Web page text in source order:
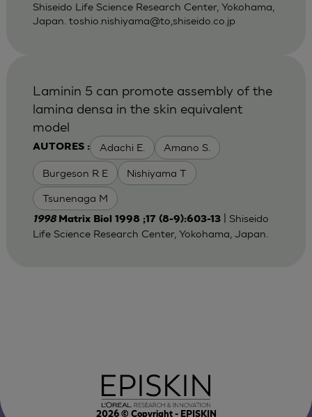
Shiseido Life Science Research Center, Yokohama,
Japan. toshio.nishiyama@to,shiseido.co.jp
AUTORES : Adachi E. Amano S.
Burgeson R E Nishiyama T
Tsunenaga M
Laminin 5 can promote assembly of the
lamina densa in the skin equivalent
model
1998 Matrix Biol 1998 ;17 (8-9):603-13| Shiseido
Life Science Research Center, Yokohama, Japan.
2026© Copyright - EPISKIN